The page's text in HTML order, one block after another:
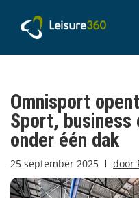
Omnisport
Sport, business
onder één dak
25 september 2025 door